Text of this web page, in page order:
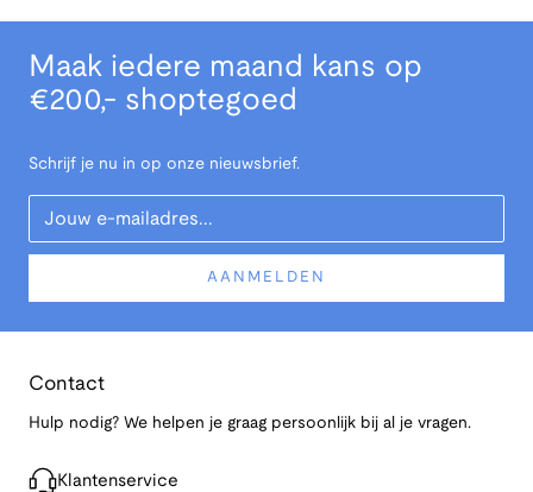
Maak iedere maand kans op
€200,- shoptegoed
Schrijf je nu in op onze nieuwsbrief.
Your Email
AANMELDEN
Contact
Hulp nodig? We helpen je graag persoonlijk bij al je vragen.
Klantenservice